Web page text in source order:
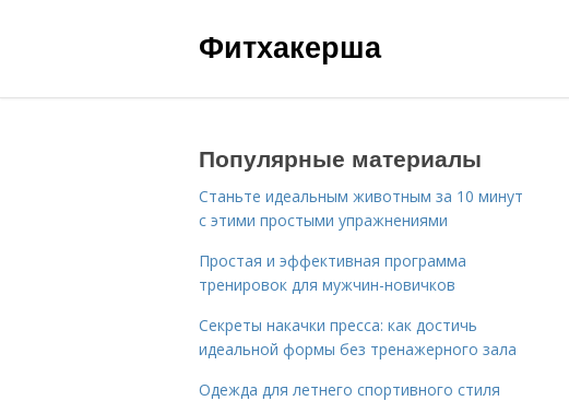
Фитхакерша
Популярные материалы
Станьте идеальным животным за 10 минут
с этими простыми упражнениями
Простая и эффективная программа
тренировок для мужчин-новичков
Секреты накачки пресса: как достичь
идеальной формы без тренажерного зала
Одежда для летнего спортивного стиля